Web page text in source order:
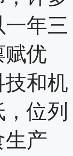
年三
赋优
技和机
位列
生产